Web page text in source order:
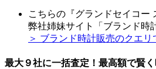
こちらの『グランドセイコー
弊社姉妹サイト「ブランド時
＞ ブランド時計販売のクエリ
最大９社に一括査定！ 最高額で賢